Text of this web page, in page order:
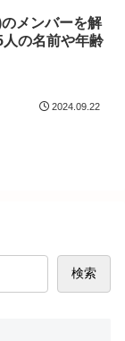
メンバーを解
の名前や年齢
2024.09.22
検索